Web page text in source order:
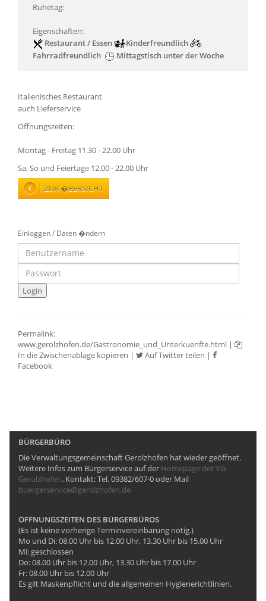
Ruhetag:
Eigenschaften:
Restaurant / Essen
Kinderfreundlich
Fahrradfreundlich
Mittagstisch unter der Woche
Italienisches Restaurant
auch Lieferservice
Öffnungszeiten:
Montag - Freitag 11.30 - 22.00 Uhr
Sa, So und Feiertage 12.00 - 22.00 Uhr
ZUR �BERSICHT
Einloggen / Daten �ndern
Permalink:
www.gerolzhofen.de/Gastronomie_und_Unterkuenfte.html |
In die Zwischenablage kopieren | Auf Twitter teilen |
Facebook
BÜRGERBÜRO
Die Verwaltungsgemeinschaft Gerolzhofen hat wieder geöffnet.
Weitere Infos zum Bürgerservice auf der Homepage der VG
Gerolzhofen. Kontakt: Tel. 09382/607-0 oder Mail
buergerservice@gerolzhofen.de
ÖFFNUNGSZEITEN DES BÜRGERBÜROS
(Es ist keine vorherige Terminvereinbarung nötig.)
Mo und Di: 08.00 Uhr bis 12.00 Uhr, 13.30 Uhr bis 15.00 Uhr
Mi: geschlossen
Do: 08.00 Uhr bis 12.00 Uhr, 13.30 Uhr bis 17.00 Uhr
Fr: 08.00 Uhr bis 12.00 Uhr
Es gilt Maskenpflicht und die allgemeinen Hygienerichtlinien.